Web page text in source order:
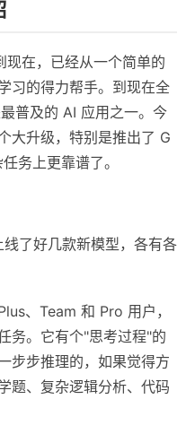
在，已经从一个简单的
习的得力帮手。到现在全
普及的 AI 应用之一。今
大升级，特别是推出了 G
务上更靠谱了。
了好几款新模型，各有各
、Team 和 Pro 用户，
务。它有个"思考过程"的
步步推理的，如果觉得方
题、复杂逻辑分析、代码